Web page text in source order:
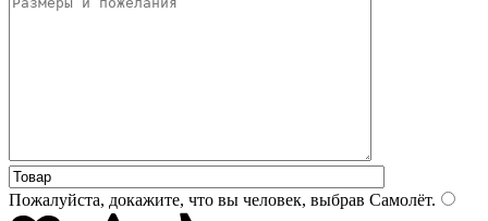
Пожалуйста, докажите, что вы человек, выбрав Самолёт.